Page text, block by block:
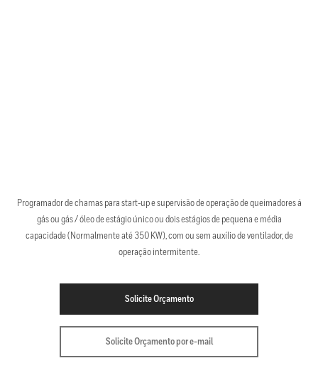
Programador de chamas para start-up e supervisão de operação de queimadores á
gás ou gás / óleo de estágio único ou dois estágios de pequena e média
capacidade (Normalmente até 350 KW), com ou sem auxílio de ventilador, de
operação intermitente.
Solicite Orçamento
Solicite Orçamento por e-mail